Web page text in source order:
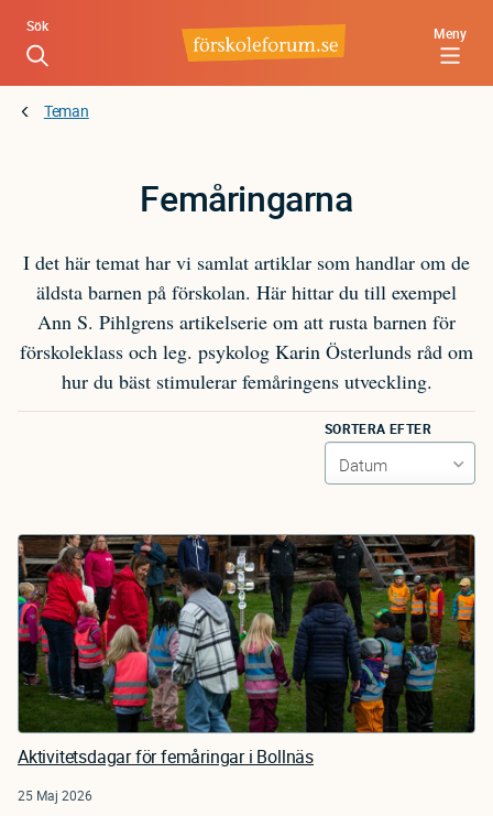
Hoppa
huvudinnehåll
Meny
Sök
Teman
Femåringarna
I det här temat har vi samlat artiklar som handlar om de
äldsta barnen på förskolan. Här hittar du till exempel
Ann S. Pihlgrens artikelserie om att rusta barnen för
förskoleklass och leg. psykolog Karin Österlunds råd om
hur du bäst stimulerar femåringens utveckling.
SORTERA EFTER
Aktivitetsdagar för femåringar i Bollnäs
25 Maj 2026